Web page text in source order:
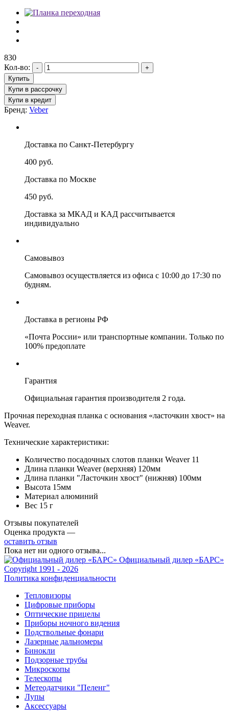
830
Кол-во:
Бренд: Veber
Доставка по Санкт-Петербургу
400 руб.
Доставка по Москве
450 руб.
Доставка за МКАД и КАД рассчитывается
индивидуально
Самовывоз
Самовывоз осуществляется из офиса с 10:00 до 17:30 по
будням.
Доставка в регионы РФ
«Почта России» или транспортные компании. Только по
100% предоплате
Гарантия
Официальная гарантия производителя 2 года.
Прочная переходная планка с основания «ласточкин хвост» на
Weaver.
Технические характеристики:
Количество посадочных слотов планки Weaver 11
Длина планки Weaver (верхняя) 120мм
Длина планки "Ласточкин хвост" (нижняя) 100мм
Высота 15мм
Материал алюминий
Вес 15 г
Отзывы покупателей
Оценка продукта —
оставить отзыв
Пока нет ни одного отзыва...
Официальный дилер «БАРС»
Copyright 1991 - 2026
Политика конфиденциальности
Тепловизоры
Цифровые приборы
Оптические прицелы
Приборы ночного видения
Подствольные фонари
Лазерные дальномеры
Бинокли
Подзорные трубы
Микроскопы
Телескопы
Метеодатчики "Пеленг"
Лупы
Аксессуары